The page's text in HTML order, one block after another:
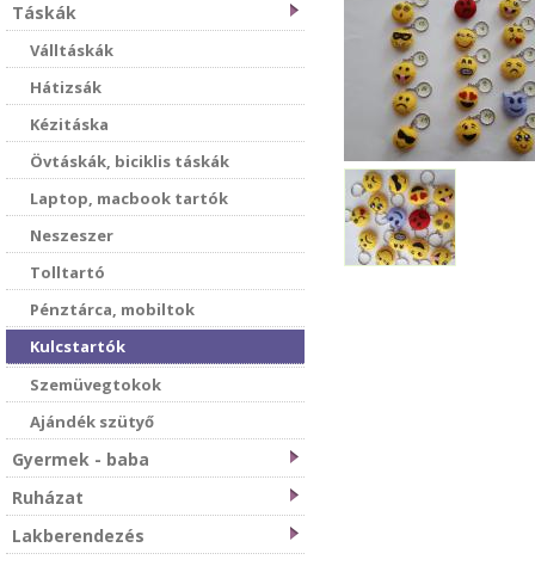
Táskák
Válltáskák
Hátizsák
Kézitáska
Övtáskák, biciklis táskák
Laptop, macbook tartók
Neszeszer
Tolltartó
Pénztárca, mobiltok
Kulcstartók
Szemüvegtokok
Ajándék szütyő
Gyermek - baba
Ruházat
Lakberendezés